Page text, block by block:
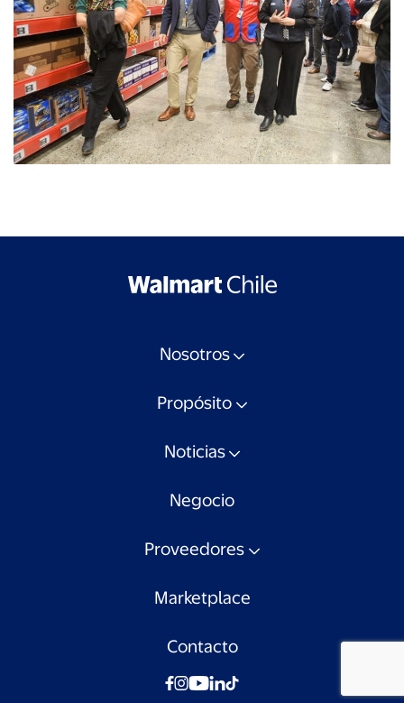
Nosotros
Propósito
Noticias
Negocio
Proveedores
Marketplace
Contacto